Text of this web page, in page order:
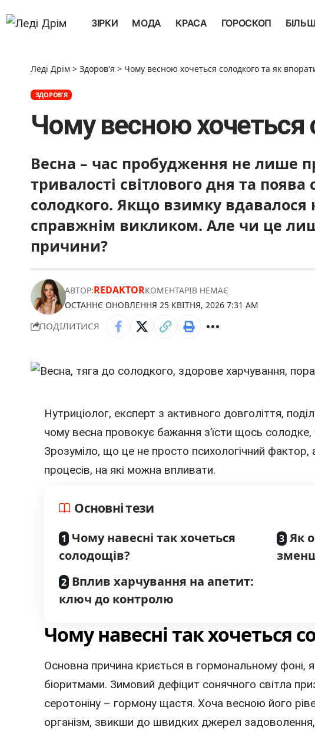
ЗІРКИ МОДА КРАСА ГОРОСКОП
Леді Дрім > Здоров'я > Чому весною хочеться солодкого та як
ЗДОРОВ'Я
Чому весною хочеться
Весна – час пробудження не лише
тривалості світлового дня та
солодкого. Якщо взимку вдавалося
справжнім викликом. Але чи це
причини?
ОСТАННЄ ОНОВЛЕННЯ 25 КВІТНЯ, 2026 7:31 AM
АВТОР:REDAKTORКОМЕНТАРІВ НЕМАЄ
ПОДІЛИТИСЯ
Нутриціолог, експерт з активного довголіття,
чому весна провокує бажання з’їсти щось
Зрозуміло, що це не просто психологічний фактор,
процесів, на які можна впливати.
Основні тези
Чому навесні так хочеться
солодощів?
Вплив харчування на апетит:
ключ до контролю
Як
Чому навесні так хочеться
Основна причина криється в гормональному фоні,
біоритмами. Зимовий дефіцит сонячного світла
серотоніну – гормону щастя. Хоча весною його
організм, звикши до швидких джерел